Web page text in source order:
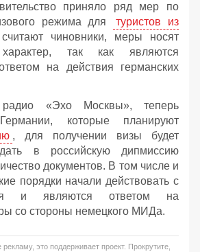
приняло ряд мер по
режима для
туристов из
чиновники, меры носят
так как являются
на действия германских
«Эхо Москвы», теперь
которые планируют
, для получении визы будет
в российскую дипмиссию
документов. В том числе и
порядки начали действовать с
и являются ответом на
со стороны немецкого МИДа.
это поддерживает проект. Прокрутите,